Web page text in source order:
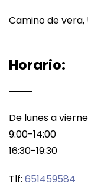
Camino de vera,
Horario:
De lunes a
9:00-14:00
16:30-19:30
Tlf: 651459584